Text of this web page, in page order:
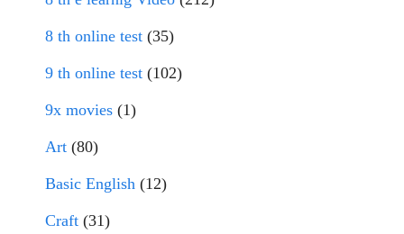
8 th online test (35)
9 th online test (102)
9x movies (1)
Art (80)
Basic English (12)
Craft (31)